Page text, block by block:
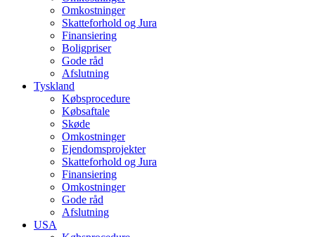
Omkostninger
Skatteforhold og Jura
Finansiering
Boligpriser
Gode råd
Afslutning
Tyskland
Købsprocedure
Købsaftale
Skøde
Omkostninger
Ejendomsprojekter
Skatteforhold og Jura
Finansiering
Omkostninger
Gode råd
Afslutning
USA